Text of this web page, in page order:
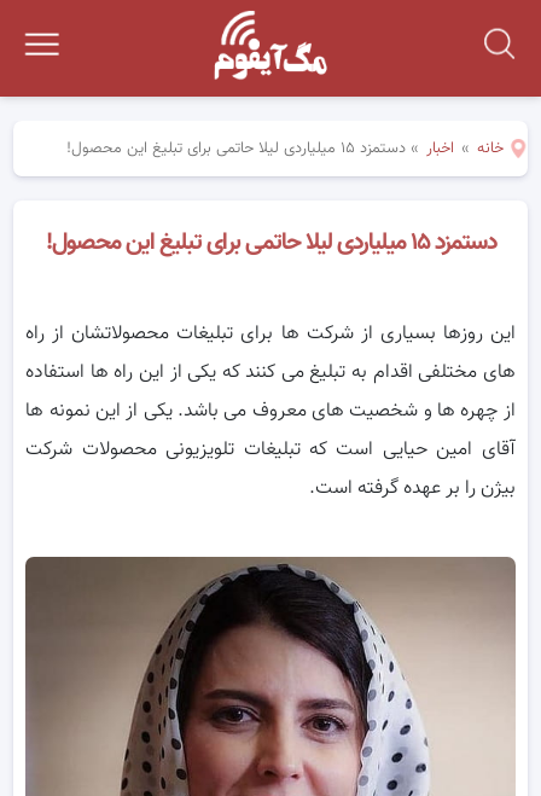
خانه » اخبار »دستمزد ۱۵ میلیاردی لیلا حاتمی برای تبلیغ این محصول!
دستمزد ۱۵ میلیاردی لیلا حاتمی برای تبلیغ این محصول!
این روزها بسیاری از شرکت ها برای تبلیغات محصولاتشان از راه
های مختلفی اقدام به تبلیغ می کنند که یکی از این راه ها استفاده
از چهره ها و شخصیت های معروف می باشد. یکی از این نمونه ها
آقای امین حیایی است که تبلیغات تلویزیونی محصولات شرکت
بیژن را بر عهده گرفته است.